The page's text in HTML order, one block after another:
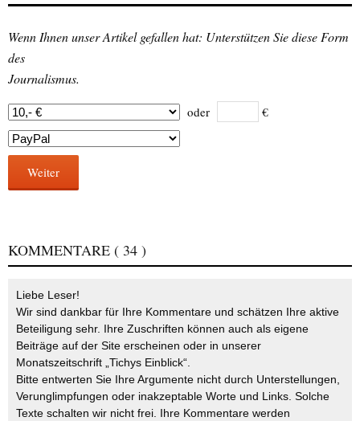
Wenn Ihnen unser Artikel gefallen hat: Unterstützen Sie diese Form
des
Journalismus.
oder €
Weiter
KOMMENTARE ( 34 )
Liebe Leser!
Wir sind dankbar für Ihre Kommentare und schätzen Ihre aktive
Beteiligung sehr. Ihre Zuschriften können auch als eigene
Beiträge auf der Site erscheinen oder in unserer
Monatszeitschrift „Tichys Einblick“.
Bitte entwerten Sie Ihre Argumente nicht durch Unterstellungen,
Verunglimpfungen oder inakzeptable Worte und Links. Solche
Texte schalten wir nicht frei. Ihre Kommentare werden